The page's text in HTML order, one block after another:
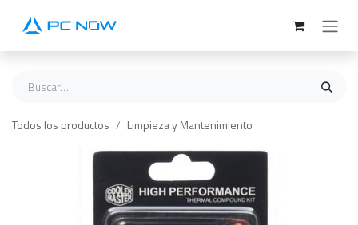
Todos los productos Limpieza y Mantenimiento